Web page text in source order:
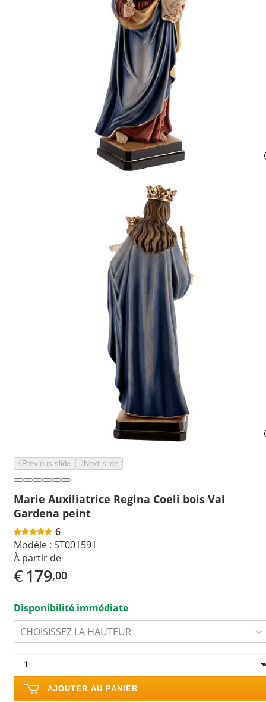
Previous slide Next slide
Marie Auxiliatrice Regina Coeli bois Val
Gardena peint
6
Modèle : ST001591
À partir de
€179,00
Disponibilité immédiate
CHOISISSEZ LA HAUTEUR
AJOUTER AU PANIER